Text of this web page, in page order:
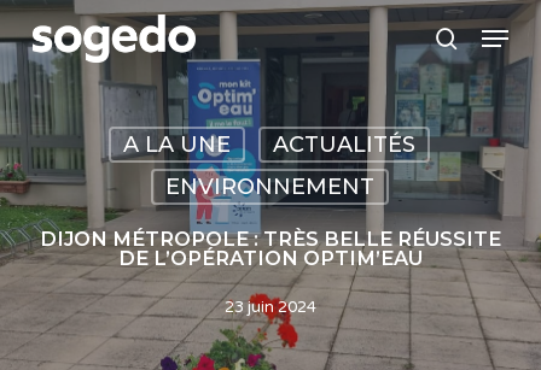
Skip
to
main
content
search
Menu
A LA UNE
ACTUALITÉS
ENVIRONNEMENT
DIJON MÉTROPOLE : TRÈS BELLE RÉUSSITE
DE L’OPÉRATION OPTIM’EAU
23 juin 2024